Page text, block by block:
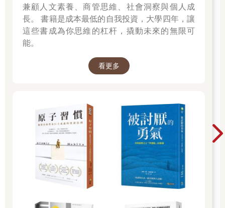
兼顧人文素養、商管思維、社會洞察與個人成
長。 書籍是成本最低的自我投資，大學四年，讓
這些書成為你思維的杠杆，撬動未來的無限可
能。
看更多